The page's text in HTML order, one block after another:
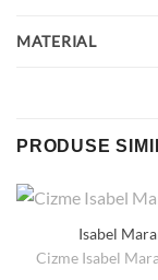
MATERIAL
PRODUSE
Isabel
Cizme Isabel